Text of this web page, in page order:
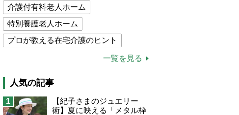
介護付有料老人ホーム
特別養護老人ホーム
プロが教える在宅介護のヒント
介護食
猫が母になつきません
息子の遠距離介護サバイバル術
一覧を見る
人気の記事
1
【紀子さまのジュエリー
術】夏に映える「メタル枠